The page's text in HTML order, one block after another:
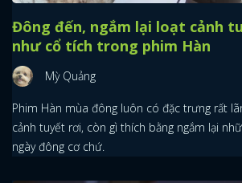
Đông đến, ngắm lại loạt cảnh
như cổ tích trong phim Hàn
Mỳ Quảng
Phim Hàn mùa đông luôn có đặc trưng rất
cảnh tuyết rơi, còn gì thích bằng ngắm lại
ngày đông cơ chứ.